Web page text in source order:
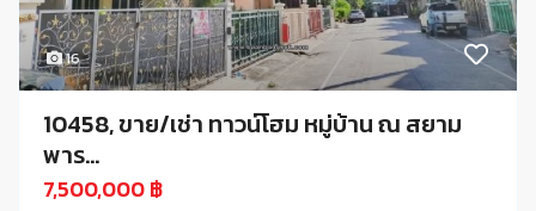
16
10458, ขาย/เช่า ทาวน์โฮม หมู่บ้าน ณ สยาม
พาร...
7,500,000 ฿